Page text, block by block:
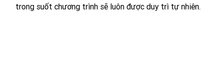
trong suốt chương trình sẽ luôn được duy trì tự nhiên.